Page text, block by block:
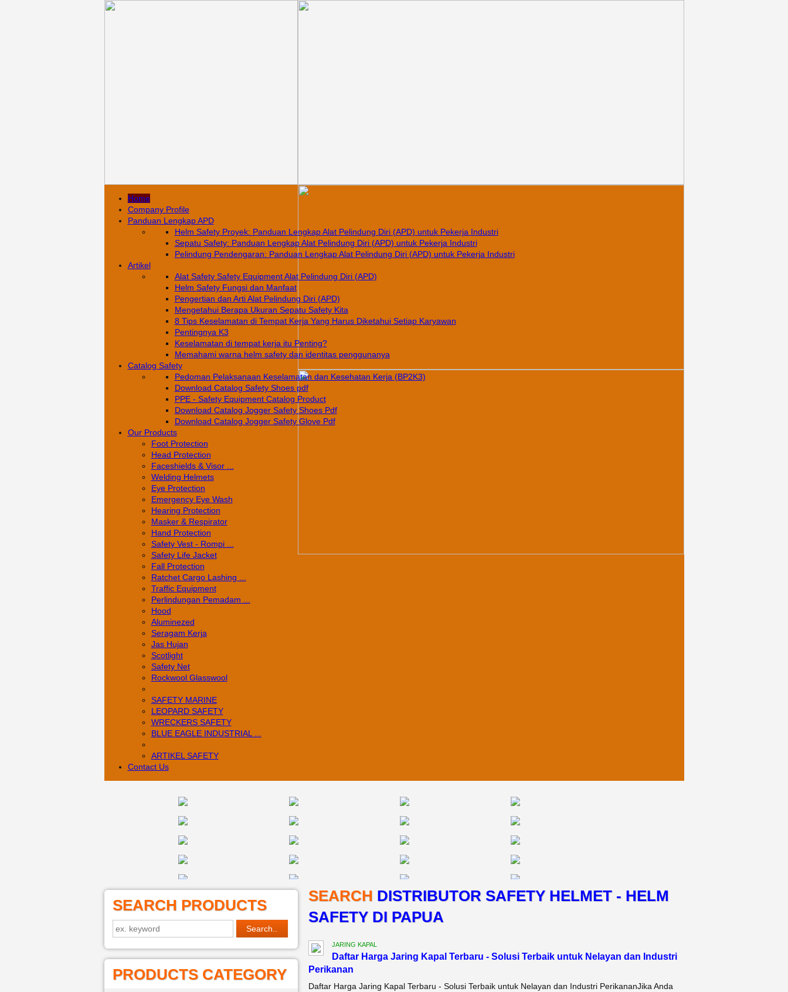
Home
Company Profile
Panduan Lengkap APD
Helm Safety Proyek: Panduan Lengkap Alat Pelindung Diri (APD) untuk Pekerja Industri
Sepatu Safety: Panduan Lengkap Alat Pelindung Diri (APD) untuk Pekerja Industri
Pelindung Pendengaran: Panduan Lengkap Alat Pelindung Diri (APD) untuk Pekerja Industri
Artikel
Alat Safety Safety Equipment Alat Pelindung Diri (APD)
Helm Safety Fungsi dan Manfaat
Pengertian dan Arti Alat Pelindung Diri (APD)
Mengetahui Berapa Ukuran Sepatu Safety Kita
8 Tips Keselamatan di Tempat Kerja Yang Harus Diketahui Setiap Karyawan
Pentingnya K3
Keselamatan di tempat kerja itu Penting?
Memahami warna helm safety dan identitas penggunanya
Catalog Safety
Pedoman Pelaksanaan Keselamatan dan Kesehatan Kerja (BP2K3)
Download Catalog Safety Shoes pdf
PPE - Safety Equipment Catalog Product
Download Catalog Jogger Safety Shoes Pdf
Download Catalog Jogger Safety Glove Pdf
Our Products
Foot Protection
Head Protection
Faceshields & Visor ...
Welding Helmets
Eye Protection
Emergency Eye Wash
Hearing Protection
Masker & Respirator
Hand Protection
Safety Vest - Rompi ...
Safety Life Jacket
Fall Protection
Ratchet Cargo Lashing ...
Traffic Equipment
Perlindungan Pemadam ...
Hood
Aluminezed
Seragam Kerja
Jas Hujan
Scotlight
Safety Net
Rockwool Glasswool
SAFETY MARINE
LEOPARD SAFETY
WRECKERS SAFETY
BLUE EAGLE INDUSTRIAL ...
­ARTIKEL SAFETY
Contact Us
SEARCH PRODUCTS
PRODUCTS CATEGORY
SEARCH DISTRIBUTOR SAFETY HELMET - HELM
SAFETY DI PAPUA
JARING KAPAL
Daftar Harga Jaring Kapal Terbaru - Solusi Terbaik untuk Nelayan dan Industri
Perikanan
Daftar Harga Jaring Kapal Terbaru - Solusi Terbaik untuk Nelayan dan Industri PerikananJika Anda